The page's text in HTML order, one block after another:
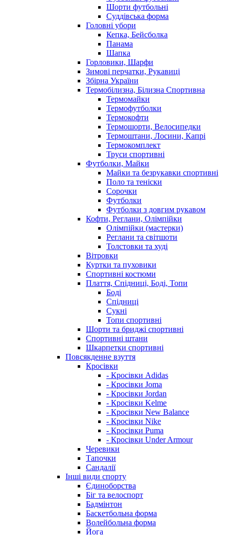
Шорти футбольні
Суддівська форма
Головні убори
Кепка, Бейсболка
Панама
Шапка
Горловики, Шарфи
Зимові перчатки, Рукавиці
Збірна України
Термобілизна, Білизна Спортивна
Термомайки
Термофутболки
Термокофти
Термошорти, Велосипедки
Термоштани, Лосини, Капрі
Термокомплект
Труси спортивні
Футболки, Майки
Майки та безрукавки спортивні
Поло та теніски
Сорочки
Футболки
Футболки з довгим рукавом
Кофти, Реглани, Олімпійки
Олімпійки (мастерки)
Реглани та світшоти
Толстовки та худі
Вітровки
Куртки та пуховики
Спортивні костюми
Плаття, Спідниці, Боді, Топи
Боді
Спідниці
Сукні
Топи спортивні
Шорти та бриджі спортивні
Спортивні штани
Шкарпетки спортивні
Повсякденне взуття
Кросівки
- Кросівки Adidas
- Кросівки Joma
- Кросівки Jordan
- Кросівки Kelme
- Кросівки New Balance
- Кросівки Nike
- Кросівки Puma
- Кросівки Under Armour
Черевики
Тапочки
Сандалії
Інші види спорту
Єдиноборства
Біг та велоспорт
Бадмінтон
Баскетбольна форма
Волейбольна форма
Йога